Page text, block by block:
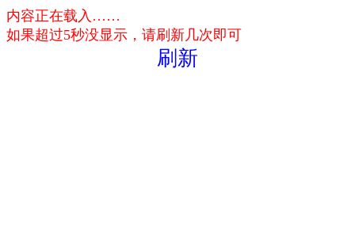
内容正在载入……
如果超过5秒没显示，请刷新几次即可
刷新